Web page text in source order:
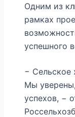
Одним из
рамках
успешного
− Сельское
Мы
успехов, −